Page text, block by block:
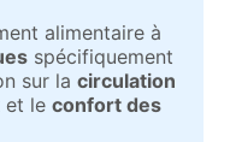
alimentaire à
spécifiquement
sur lacirculation
et leconfort des